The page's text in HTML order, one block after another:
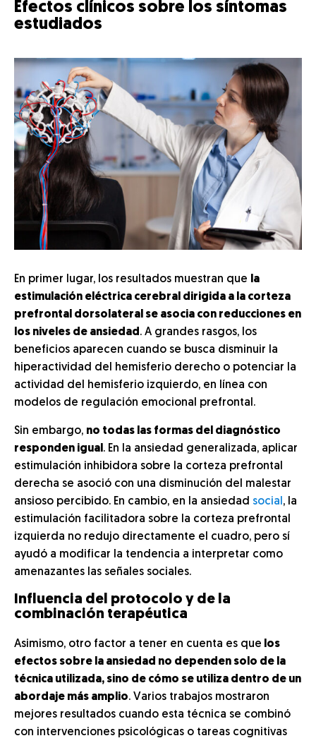
Efectos clínicos sobre los síntomas
estudiados
En primer lugar, los resultados muestran que
la
estimulación eléctrica cerebral dirigida a la corteza
prefrontal dorsolateral se asocia con reducciones en
los niveles de ansiedad . A grandes rasgos, los
beneficios aparecen cuando se busca disminuir la
hiperactividad del hemisferio derecho o potenciar la
actividad del hemisferio izquierdo, en línea con
modelos de regulación emocional prefrontal.
Sin embargo, no todas las formas del diagnóstico
responden igual . En la ansiedad generalizada, aplicar
estimulación inhibidora sobre la corteza prefrontal
derecha se asoció con una disminución del malestar
ansioso percibido. En cambio, en la ansiedad social , la
estimulación facilitadora sobre la corteza prefrontal
izquierda no redujo directamente el cuadro, pero sí
ayudó a modificar la tendencia a interpretar como
amenazantes las señales sociales.
Influencia del protocolo y de la
combinación terapéutica
Asimismo, otro factor a tener en cuenta es que los
efectos sobre la ansiedad no dependen solo de la
técnica utilizada, sino de cómo se utiliza dentro de un
abordaje más amplio. Varios trabajos mostraron
mejores resultados cuando esta técnica se combinó
con intervenciones psicológicas o tareas cognitivas